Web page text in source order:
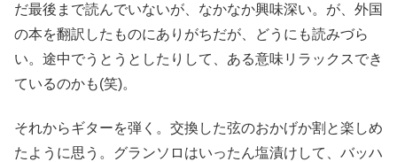
だ最後まで読んでいないが、なかなか興味深い。が、外国
の本を翻訳したものにありがちだが、どうにも読みづら
い。途中でうとうとしたりして、ある意味リラックスでき
ているのかも(笑)。
それからギターを弾く。交換した弦のおかげか割と楽しめ
たように思う。グランソロはいったん塩漬けして、バッハ